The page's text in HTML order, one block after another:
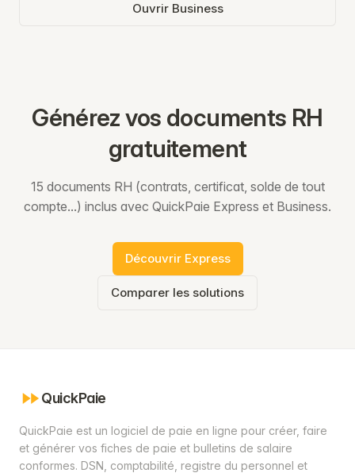
Ouvrir Business
Générez vos documents RH
gratuitement
15 documents RH (contrats, certificat, solde de tout
compte...) inclus avec QuickPaie Express et Business.
Découvrir Express
Comparer les solutions
QuickPaie
QuickPaie est un logiciel de paie en ligne pour créer, faire
et générer vos fiches de paie et bulletins de salaire
conformes. DSN, comptabilité, registre du personnel et